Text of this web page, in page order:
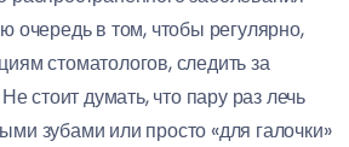
очередь в том, чтобы регулярно,
стоматологов, следить за
стоит думать, что пару раз лечь
зубами или просто «для галочки»